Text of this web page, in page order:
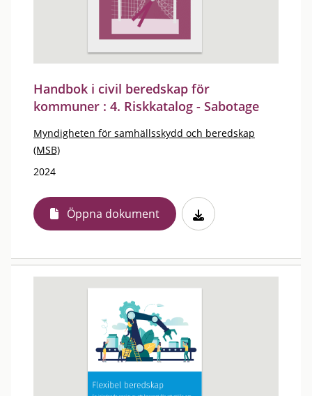
Handbok i civil beredskap för
kommuner : 4. Riskkatalog - Sabotage
Myndigheten för samhällsskydd och beredskap
(MSB)
2024
Öppna dokument